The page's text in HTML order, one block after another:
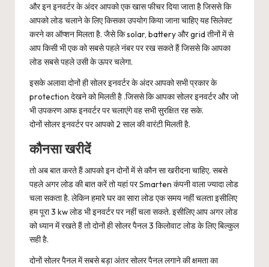
और इन इनवर्टर के अंदर आपको एक खास फीचर दिया जाता है जिससे कि
आपको लोड चलाने के लिए किसका उपयोग किया जाना चाहिए यह सिलेक्ट
करने का ऑप्शन मिलता है. जैसे कि solar, battery और grid तीनों में से
आप किसी भी एक को सबसे पहले नंबर पर रख सकते हैं जिससे कि आपका
लोड सबसे पहले उसी के ऊपर चलेगा.
इसके अलावा दोनों ही सोलर इनवर्टर के अंदर आपको सभी प्रकार के
protection देखने को मिलती है .जिससे कि आपका सोलर इनवर्टर और जो
भी उपकरण आफ इनवर्टर पर चलाएंगे वह सभी सुरक्षित रह सके.
दोनों सोलर इनवर्टर पर आपको 2 साल की वारंटी मिलती है.
कौनसा खरीदें
तो अब बात करते हैं आपको इन दोनों में से कौन सा खरीदना चाहिए. सबसे
पहले अगर लोड की बात करें तो यहां पर Smarten कंपनी वाला ज्यादा लोड
चला सकता है. लेकिन हमारे घर का सारा लोड एक समय नहीं चलता इसीलिए
हम पूरा 3 kw लोड भी इनवर्टर पर नहीं चला सकते. इसीलिए आप अगर लोड
को ध्यान में रखते हैं तो दोनों ही सोलर पैनल 3 किलोवाट लोड के लिए बिल्कुल
सही है.
दोनों सोलर पैनल में सबसे बड़ा अंतर सोलर पैनल लगाने की क्षमता का